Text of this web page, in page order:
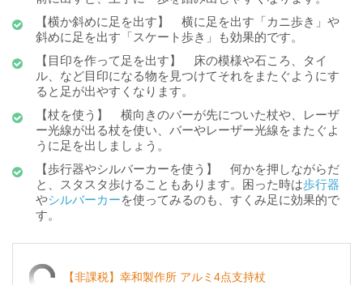
【横か斜めに足を出す】 横に足を出す「カニ歩き」や
斜めに足を出す「スケート歩き」も効果的です。
【目印を作って足を出す】 床の模様や石ころ、タイ
ル、など目印になる物を見つけてそれをまたぐようにす
ると足が出やすくなります。
【杖を使う】 横向きのバーが先についた杖や、レーザ
ー光線が出る杖を使い、バーやレーザー光線をまたぐよ
うに足を出しましょう。
【歩行器やシルバーカーを使う】 何かを押しながらだ
と、スタスタ歩けることもあります。困った時は歩行器
やシルバーカーを使ってみるのも、すくみ足に効果的で
す。
【非課税】幸和製作所 アルミ4点支持杖